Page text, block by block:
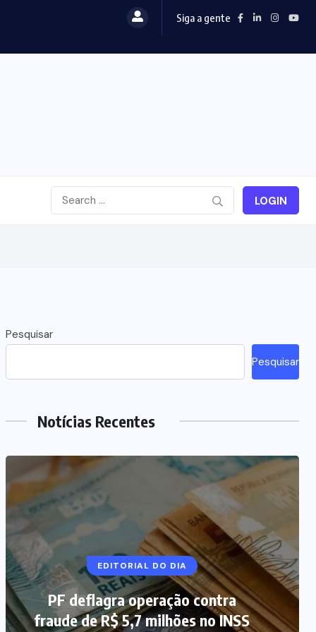
Siga a gente
LOGIN
Pesquisar
Pesquisar
Notícias Recentes
EDITORIAL DO DIA
PF deflagra operação contra
fraude de R$ 5,7 milhões no INSS
NOTÍCIAS DO BRASIL
Mega-Sena 3.041 acumula, e
prêmio estimado chega a R$ 165